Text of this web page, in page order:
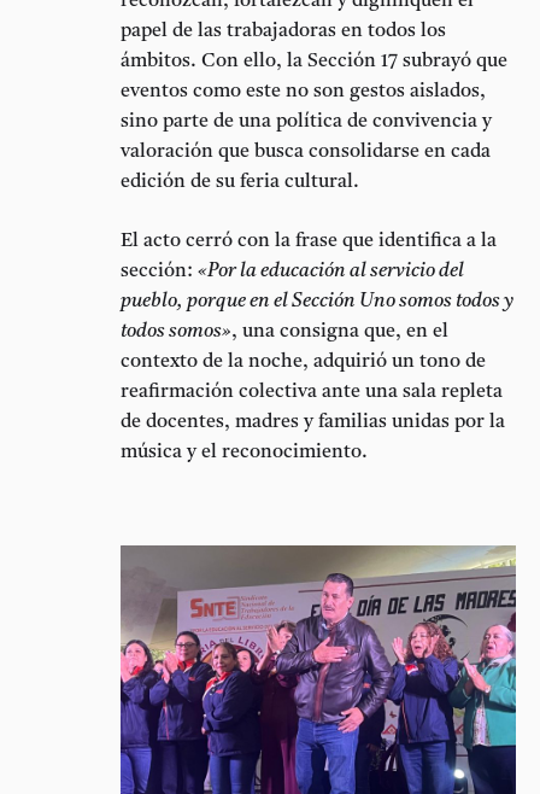
papel de las trabajadoras en todos los
ámbitos. Con ello, la Sección 17 subrayó que
eventos como este no son gestos aislados,
sino parte de una política de convivencia y
valoración que busca consolidarse en cada
edición de su feria cultural.
El acto cerró con la frase que identifica a la
sección: «Por la educación al servicio del
pueblo, porque en el Sección Uno somos todos y
todos somos», una consigna que, en el
contexto de la noche, adquirió un tono de
reafirmación colectiva ante una sala repleta
de docentes, madres y familias unidas por la
música y el reconocimiento.